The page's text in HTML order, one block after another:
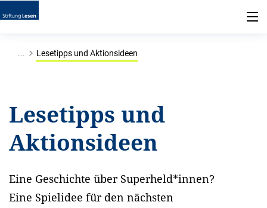
... Lesetipps und Aktionsideen
Lesetipps und
Aktionsideen
Eine Geschichte über Superheld*innen?
Eine Spielidee für den nächsten